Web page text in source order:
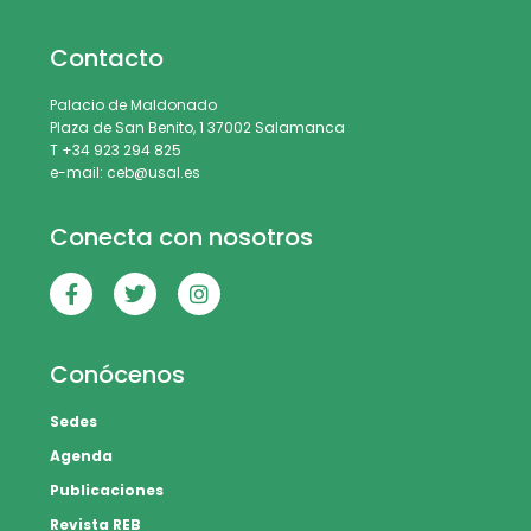
Contacto
Palacio de Maldonado
Plaza de San Benito, 1 37002 Salamanca
T +34 923 294 825
e-mail: ceb@usal.es
Conecta con nosotros
Conócenos
Sedes
Agenda
Publicaciones
Revista REB